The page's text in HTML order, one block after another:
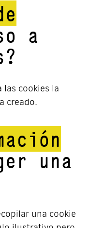
a
las cookies la
creado.
una
una cookie